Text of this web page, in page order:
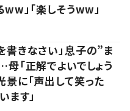
ww」「楽しそうww」
書きなさい」息子の”ま
「正解でよいでしょう
に「声出して笑った
ます」